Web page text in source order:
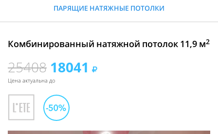
ПАРЯЩИЕ НАТЯЖНЫЕ ПОТОЛКИ
Комбинированный натяжной потолок 11,9 м2
25408 18041
Цена актуальна до